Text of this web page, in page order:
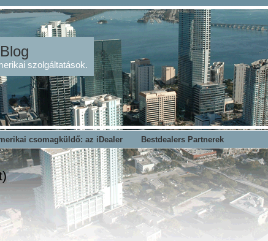
szolgáltatások.
csomagküldő: az iDealer Bestdealers Partnerek